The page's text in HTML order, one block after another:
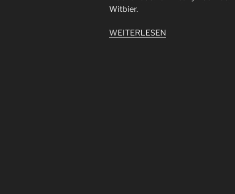
Witbier.
WEITERLESEN